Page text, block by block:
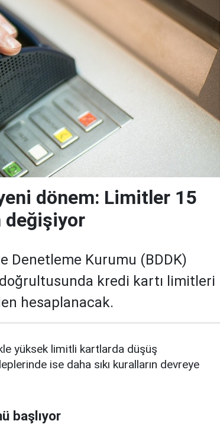
dönem: Limitler 15
değişiyor
Denetleme Kurumu (BDDK)
kredi kartı limitleri
hesaplanacak.
yüksek limitli kartlarda düşüş
ise daha sıkı kuralların devreye
başlıyor